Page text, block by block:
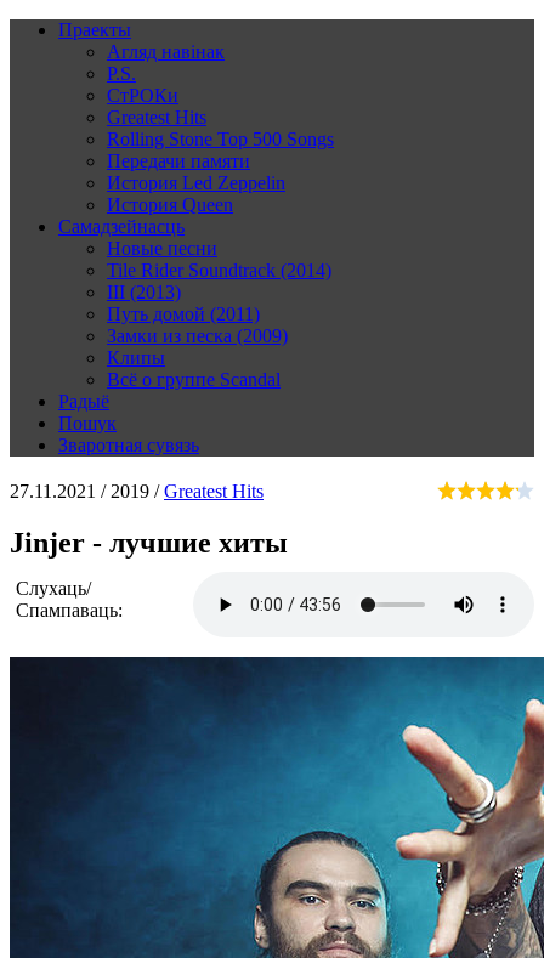
Праекты
Агляд навінак
P.S.
СтРОКи
Greatest Hits
Rolling Stone Top 500 Songs
Передачи памяти
История Led Zeppelin
История Queen
Самадзейнасць
Новые песни
Tile Rider Soundtrack (2014)
III (2013)
Путь домой (2011)
Замки из песка (2009)
Клипы
Всё о группе Scandal
Радыё
Пошук
Зваротная сувязь
27.11.2021 / 2019 / Greatest Hits
Jinjer - лучшие хиты
Слухаць/
Спампаваць: